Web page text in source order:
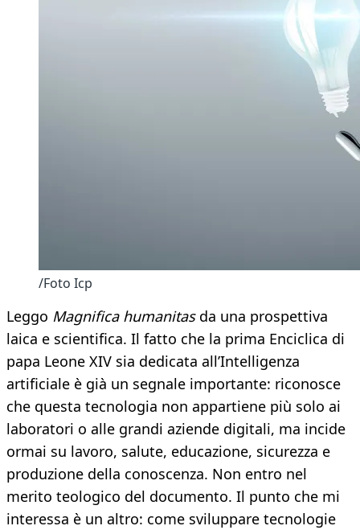
/Foto Icp
Leggo Magnifica humanitasda una prospettiva
laica e scientifica. Il fatto che la prima Enciclica di
papa Leone XIV sia dedicata all’Intelligenza
artificiale è già un segnale importante: riconosce
che questa tecnologia non appartiene più solo ai
laboratori o alle grandi aziende digitali, ma incide
ormai su lavoro, salute, educazione, sicurezza e
produzione della conoscenza. Non entro nel
merito teologico del documento. Il punto che mi
interessa è un altro: come sviluppare tecnologie